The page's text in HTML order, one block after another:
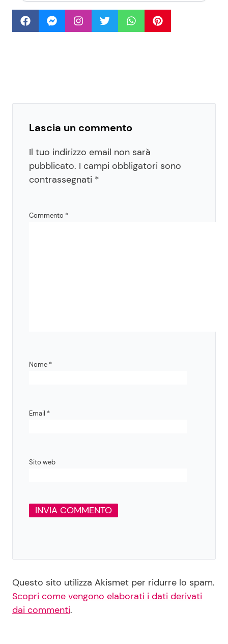
Lascia un commento
Il tuo indirizzo email non sarà
pubblicato. I campi obbligatori sono
contrassegnati *
Commento *
Nome *
Email *
Sito web
Questo sito utilizza Akismet per ridurre lo spam.
Scopri come vengono elaborati i dati derivati
dai commenti.